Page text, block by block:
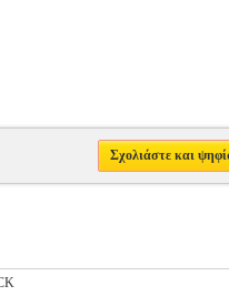
Σχολιάστε και